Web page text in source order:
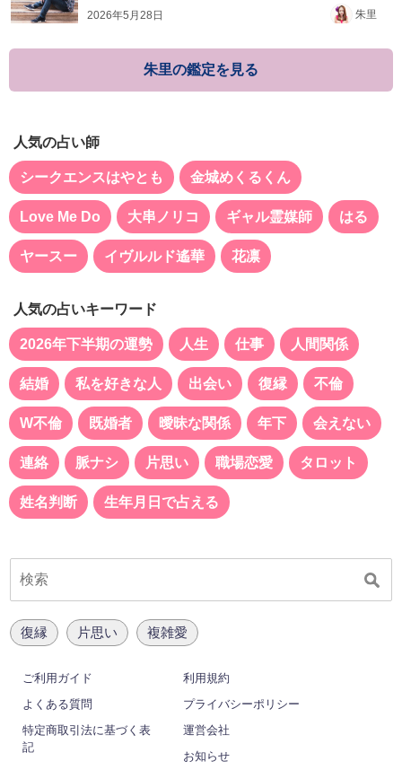
朱里
2026年5月28日
朱里の鑑定を見る
人気の占い師
シークエンスはやとも 金城めくるくん
Love Me Do 大串ノリコ ギャル霊媒師 はる
ヤースー イヴルルド遙華 花凛
人気の占いキーワード
2026年下半期の運勢 人生 仕事 人間関係
結婚 私を好きな人 出会い 復縁 不倫
W不倫 既婚者 曖昧な関係 年下 会えない
連絡 脈ナシ 片思い 職場恋愛 タロット
姓名判断 生年月日で占える
復縁 片思い 複雑愛
ご利用ガイド
利用規約
よくある質問
プライバシーポリシー
特定商取引法に基づく表
記
運営会社
お知らせ